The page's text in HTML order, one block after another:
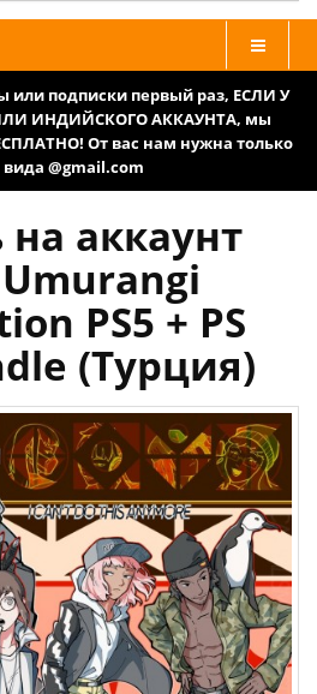
или подписки первый раз, ЕСЛИ У
ИНДИЙСКОГО АККАУНТА, мы
От вас нам нужна только
вида @gmail.com
на аккаунт
PS5 + PS
(Турция)